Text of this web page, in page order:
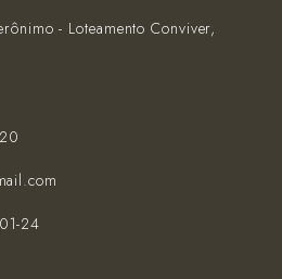
- Loteamento Conviver,
24